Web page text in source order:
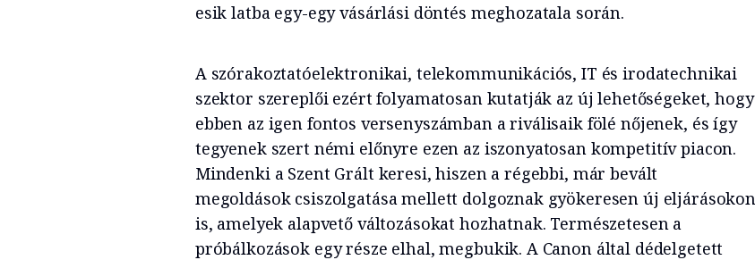
esik latba egy-egy vásárlási döntés meghozatala során.
A szórakoztatóelektronikai, telekommunikációs, IT és irodatechnikai
szektor szereplői ezért folyamatosan kutatják az új lehetőségeket, hogy
ebben az igen fontos versenyszámban a riválisaik fölé nőjenek, és így
tegyenek szert némi előnyre ezen az iszonyatosan kompetitív piacon.
Mindenki a Szent Grált keresi, hiszen a régebbi, már bevált
megoldások csiszolgatása mellett dolgoznak gyökeresen új eljárásokon
is, amelyek alapvető változásokat hozhatnak. Természetesen a
próbálkozások egy része elhal, megbukik. A Canon által dédelgetett